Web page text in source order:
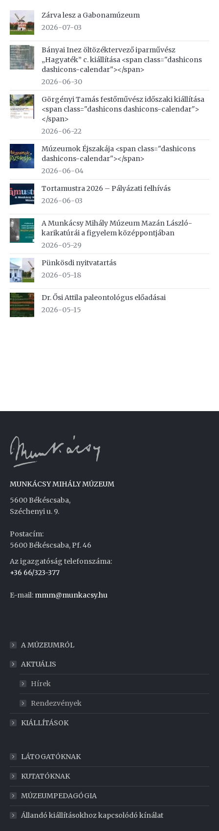
Zárva lesz a Gabonamúzeum
2026-07-03
Bányai Inez öltözéktervező iparművész
„Hagyaték” c. kiállítása <span class="dashicons
dashicons-calendar"></span>
2026-06-30
Görgényi Tamás festőművész időszaki kiállítása
<span class="dashicons dashicons-calendar">
</span>
2026-06-22
Múzeumok Éjszakája <span class="dashicons
dashicons-calendar"></span>
2026-06-04
Tortamustra 2026 – Pályázati felhívás
2026-06-03
A Munkácsy Mihály Múzeum Mazán László-
karikatúrái a figyelem középpontjában
2026-05-29
Pünkösdi nyitvatartás
2026-05-18
Dr. Ősi Attila paleontológus előadásai
2026-05-15
MUNKÁCSY MIHÁLY MÚZEUM
5600 Békéscsaba,
Széchenyi u. 9.
Postacím:
5600 Békéscsaba, Pf. 46
Az igazgatóság telefonszáma:
+36 66/323-377
E-mail: mmm@munkacsy.hu
A MÚZEUMRÓL
AKTUÁLIS
Hírek
Rendezvények
KIÁLLÍTÁSOK
LÁTOGATÓKNAK
KUTATÓKNAK
MÚZEUMPEDAGÓGIA
Állandó kiállításokhoz kapcsolódó kínálat